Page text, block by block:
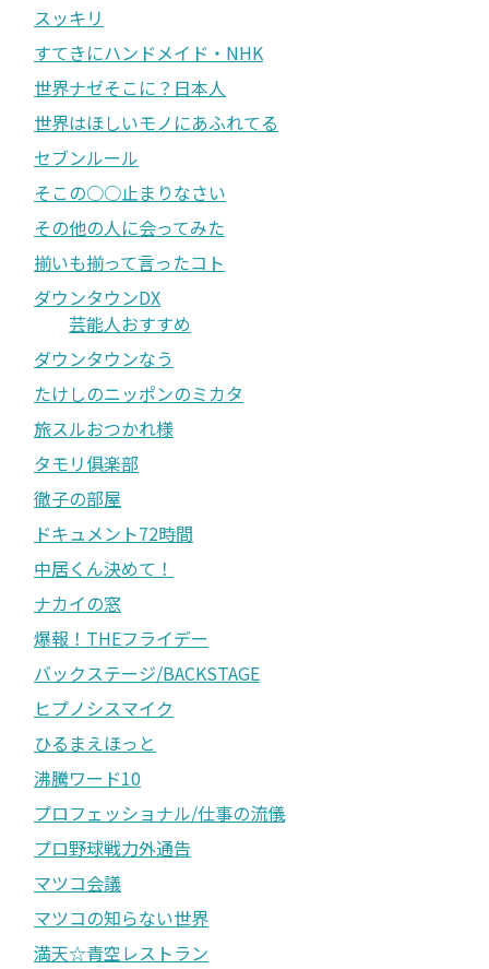
スッキリ
すてきにハンドメイド・NHK
世界ナゼそこに？日本人
世界はほしいモノにあふれてる
セブンルール
そこの○○止まりなさい
その他の人に会ってみた
揃いも揃って言ったコト
ダウンタウンDX
芸能人おすすめ
ダウンタウンなう
たけしのニッポンのミカタ
旅スルおつかれ様
タモリ俱楽部
徹子の部屋
ドキュメント72時間
中居くん決めて！
ナカイの窓
爆報！THEフライデー
バックステージ/BACKSTAGE
ヒプノシスマイク
ひるまえほっと
沸騰ワード10
プロフェッショナル/仕事の流儀
プロ野球戦力外通告
マツコ会議
マツコの知らない世界
満天☆青空レストラン